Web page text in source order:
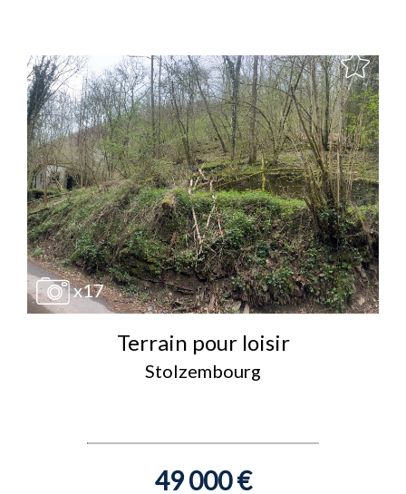
x17
Terrain pour loisir
Stolzembourg
49 000 €